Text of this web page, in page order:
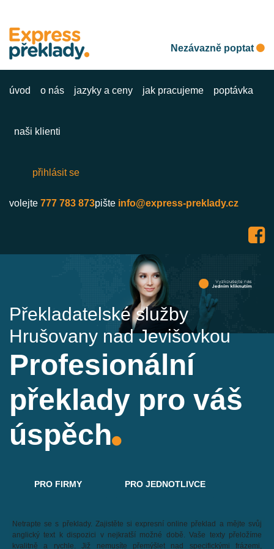
Nezávazně poptat
úvod o nás jazyky a ceny jak pracujeme poptávka
naši klienti
přihlásit se
volejte 777 783 873pište info@express-preklady.cz
Překladatelské služby
Hrušovany nad Jevišovkou
Profesionální
překlady pro váš
úspěch
PRO FIRMY PRO JEDNOTLIVCE
Netrapte se s překlady. Zajistěte si expresní online překlad a mějte svůj
anglický text k dispozici v nejkratší možné době. Vaše texty přeložíme
kvalitně a rychle. Již nemusíte přemýšlet nad specifickými frázemi,